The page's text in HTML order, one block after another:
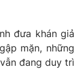
đưa khán giả
mặn, những
đang duy trì